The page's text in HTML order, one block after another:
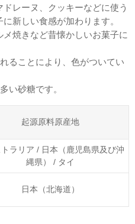
ドレーヌ、クッキーなどに使う
に新しい食感が加わります。
メ焼きなど昔懐かしいお菓子に
ることにより、色がついてい
い砂糖です。
起源原料原産地
ラリア / 日本（鹿児島県及び沖
縄県） / タイ
日本（北海道）